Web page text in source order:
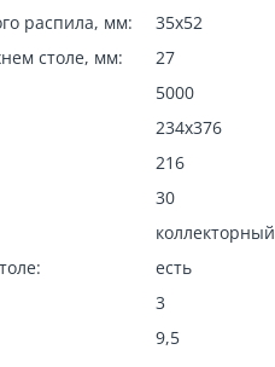
распила, мм:
35х52
столе, мм:
27
5000
234х376
216
30
коллекторный
есть
3
9,5